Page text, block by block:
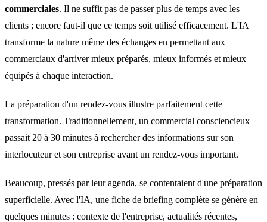
commerciales. Il ne suffit pas de passer plus de temps avec les
clients ; encore faut-il que ce temps soit utilisé efficacement. L'IA
transforme la nature même des échanges en permettant aux
commerciaux d'arriver mieux préparés, mieux informés et mieux
équipés à chaque interaction.
La préparation d'un rendez-vous illustre parfaitement cette
transformation. Traditionnellement, un commercial consciencieux
passait 20 à 30 minutes à rechercher des informations sur son
interlocuteur et son entreprise avant un rendez-vous important.
Beaucoup, pressés par leur agenda, se contentaient d'une préparation
superficielle. Avec l'IA, une fiche de briefing complète se génère en
quelques minutes : contexte de l'entreprise, actualités récentes,